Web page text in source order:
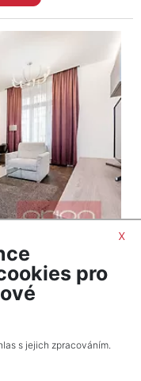
cena
x
pro
s jejich zpracováním.